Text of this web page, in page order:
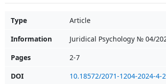
Type
Article
Information
Juridical Psychology № 04/
Pages
2-7
DOI
10.18572/2071-1204-2024-4-